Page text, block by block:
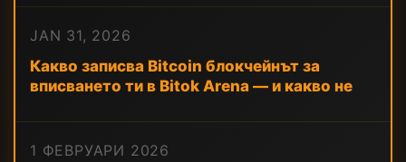
JAN 31, 2026
Какво записва Bitcoin блокчейнът за
вписването ти в Bitok Arena — и какво не
1 ФЕВРУАРИ 2026